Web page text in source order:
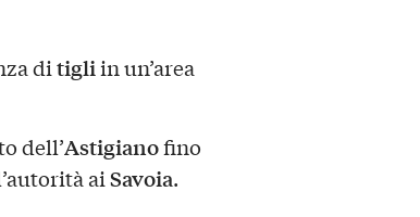
ditigliin un’area
dell’Astigianofino
aiSavoia.